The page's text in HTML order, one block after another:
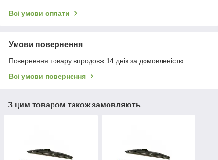
Всі умови оплати
Умови повернення
Повернення товару впродовж 14 днів за домовленістю
Всі умови повернення
З цим товаром також замовляють